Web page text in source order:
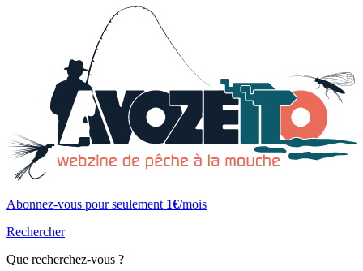
Abonnez-vous pour seulement 1€/mois
Rechercher
Que recherchez-vous ?